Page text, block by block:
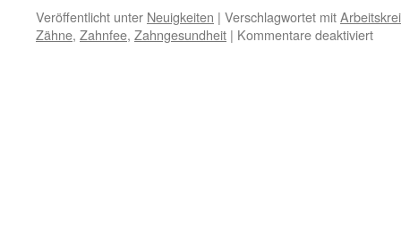
Veröffentlicht unter Neuigkeiten | Verschlagwortet mit
Zähne, Zahnfee, Zahngesundheit | Kommentare deaktiviertfür